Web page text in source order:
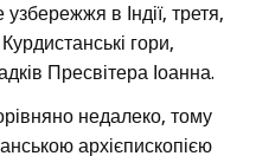
в Індії, третя,
гори,
Пресвітера Іоанна.
недалеко, тому
архієпископією